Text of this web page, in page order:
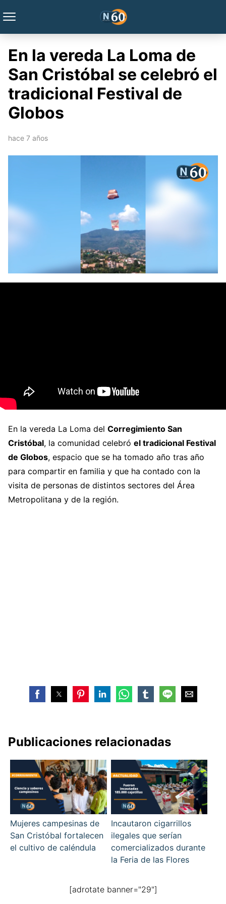
En la vereda La Loma de
San Cristóbal se celebró el
tradicional Festival de
Globos
hace 7 años
En la vereda La Loma del Corregimiento San
Cristóbal, la comunidad celebró el tradicional Festival
de Globos, espacio que se ha tomado año tras año
para compartir en familia y que ha contado con la
visita de personas de distintos sectores del Área
Metropolitana y de la región.
Publicaciones relacionadas
Mujeres campesinas de
San Cristóbal fortalecen
el cultivo de caléndula
Incautaron cigarrillos
ilegales que serían
comercializados durante
la Feria de las Flores
[adrotate banner="29"]